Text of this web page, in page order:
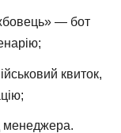
— бот
квиток,
менеджера.